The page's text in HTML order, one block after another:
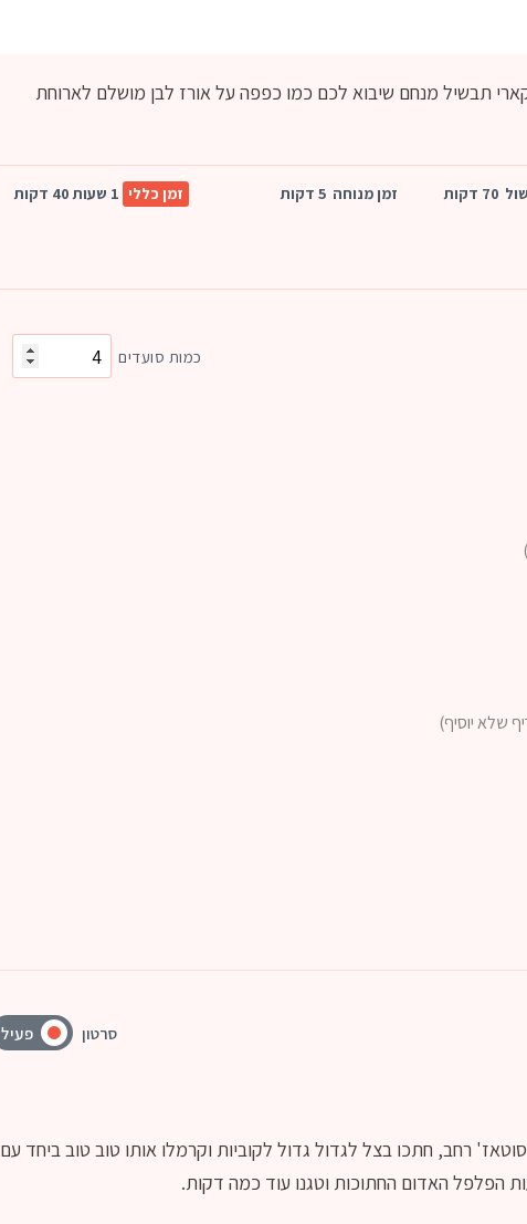
תבשיל מנחם שיבוא לכם כמו כפפה על אורז לבן מושלם לארוחת
70 דקות זמן מנוחה 5 דקות זמן כללי 1 שעות 40 דקות
כמות סועדים
שלא יוסיף)
סרטון פעיל
רחב, חתכו בצל לגדול גדול לקוביות וקרמלו אותו טוב טוב ביחד עם
הפלפל האדום החתוכות וטגנו עוד כמה דקות.